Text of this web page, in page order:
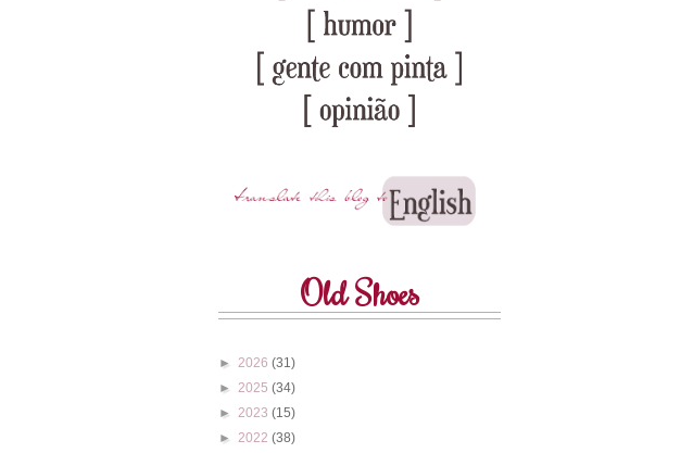
Old Shoes
► 2026 (31)
► 2025 (34)
► 2023 (15)
► 2022 (38)